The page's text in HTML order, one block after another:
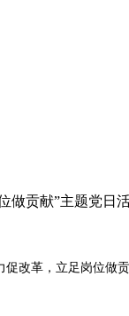
做贡献”主题党日
促改革，立足岗位做